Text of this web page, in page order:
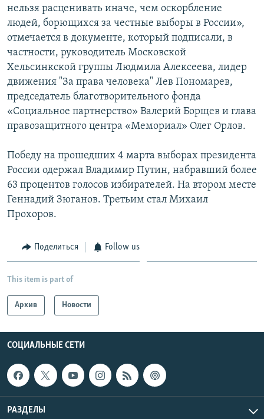
нельзя расценивать иначе, чем оскорбление
людей, борющихся за честные выборы в России»,
отмечается в документе, который подписали, в
частности, руководитель Московской
Хельсинкской группы Людмила Алексеева, лидер
движения "За права человека" Лев Пономарев,
председатель благотворительного фонда
«Социальное партнерство» Валерий Борщев и глава
правозащитного центра «Мемориал» Олег Орлов.
Победу на прошедших 4 марта выборах президента
России одержал Владимир Путин, набравший более
63 процентов голосов избирателей. На втором месте
Геннадий Зюганов. Третьим стал Михаил
Прохоров.
Поделиться Follow us
This item is part of
Архив Новости
СОЦИАЛЬНЫЕ СЕТИ
РАЗДЕЛЫ